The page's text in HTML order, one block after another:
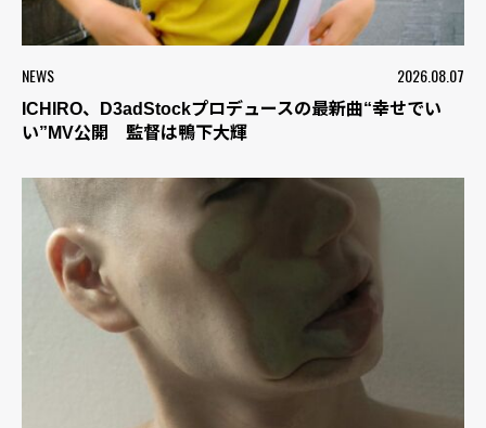
NEWS 2026.08.07
ICHIRO、D3adStockプロデュースの最新曲“幸せでい
い”MV公開 監督は鴨下大輝